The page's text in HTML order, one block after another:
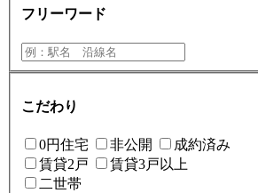
フリーワード
こだわり
0円住宅 非公開
成約済み
賃貸2戸
賃貸3戸以上
二世帯